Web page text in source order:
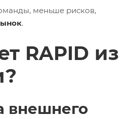
меньше рисков,
.
RAPID из
внешнего